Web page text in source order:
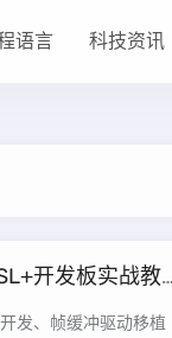
语言 科技资讯
开发板实战教
发、帧缓冲驱动移植